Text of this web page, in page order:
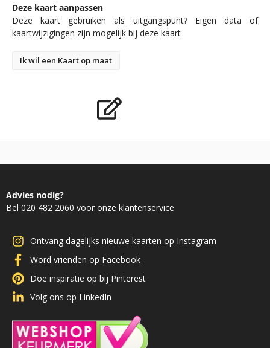
Deze kaart aanpassen
Deze kaart gebruiken als uitgangspunt? Eigen data of
kaartwijzigingen zijn mogelijk bij deze kaart
Ik wil een Kaart op maat
Advies nodig?
Bel 020 482 2060 voor onze klantenservice
Ontvang dagelijks nieuwe kaarten op Instagram
Word vrienden op Facebook
Doe inspiratie op bij Pinterest
Volg ons op LinkedIn